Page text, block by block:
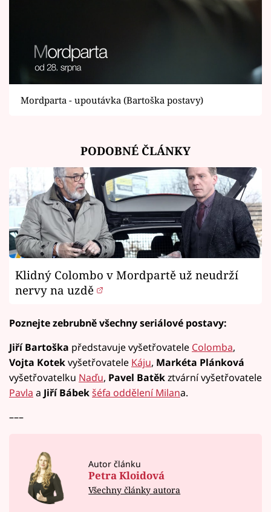
Mordparta - upoutávka (Bartoška postavy)
PODOBNÉ ČLÁNKY
Klidný Colombo v Mordpartě už neudrží
nervy na uzdě
Poznejte zebrubně všechny seriálové postavy:
Jiří Bartoška představuje vyšetřovatele Colomba,
Vojta Kotekvyšetřovatele Káju, Markéta Plánková
vyšetřovatelku Naďu, Pavel Batěkztvární vyšetřovatele
Pavla a Jiří Bábekšéfa oddělení Milana.
–––
Autor článku
Petra Kloidová
Všechny články autora